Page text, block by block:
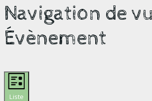
Navigation de
Évènement
Liste